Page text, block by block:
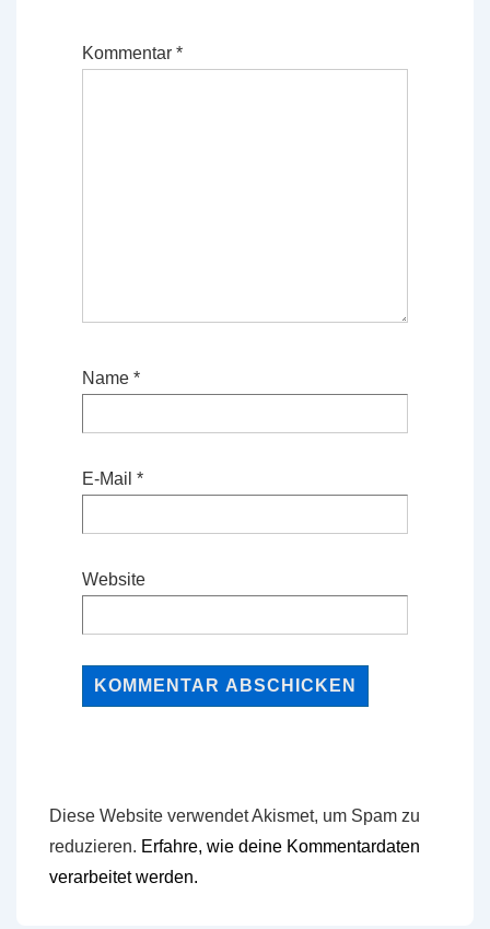
Kommentar *
Name *
E-Mail *
Website
Diese Website verwendet Akismet, um Spam zu
reduzieren. Erfahre, wie deine Kommentardaten
verarbeitet werden.